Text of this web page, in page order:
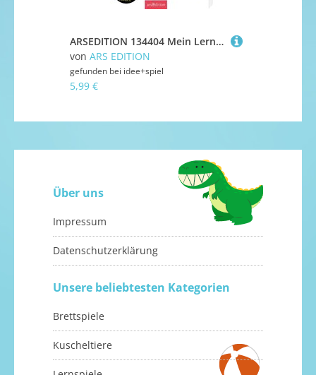
ARSEDITION 134404 Mein Lernblock für den Kindergarten - Farben und Formen
von ARS EDITION
gefunden bei idee+spiel
5,99 €
Über uns
Impressum
Datenschutzerklärung
Unsere beliebtesten Kategorien
Brettspiele
Kuscheltiere